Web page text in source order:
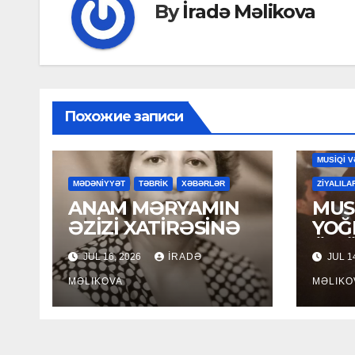
Byİradə Məlikova
Похожие записи
MƏDƏNİYYƏT TƏBRİK XƏBƏRLƏR
ANAM MƏRYAMIN
ƏZİZİ XATİRƏSİNƏ
JUL 16, 2026 İRADƏ
MƏLIKOVA
MUSİQİ
JUL